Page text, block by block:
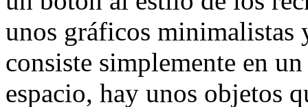
unos gráficos minimalistas
consiste simplemente en
espacio, hay unos objetos